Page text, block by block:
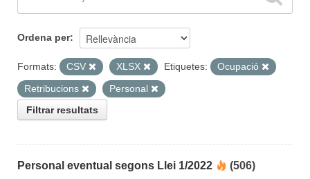
Ordena per
Formats: CSV XLSX Etiquetes:
Ocupació
Retribucions
Personal
Filtrar resultats
Personal eventual segons Llei 1/2022 (506)